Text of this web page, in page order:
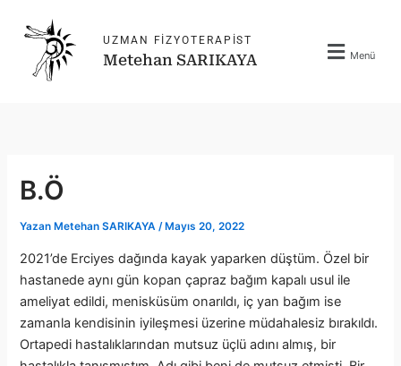
UZMAN FIZYOTERAPIST
Metehan SARIKAYA Menü
B.Ö
Yazan Metehan SARIKAYA/ Mayıs 20, 2022
2021’de Erciyes dağında kayak yaparken düştüm. Özel bir
hastanede aynı gün kopan çapraz bağım kapalı usul ile
ameliyat edildi, menisküsüm onarıldı, iç yan bağım ise
zamanla kendisinin iyileşmesi üzerine müdahalesiz bırakıldı.
Ortapedi hastalıklarından mutsuz üçlü adını almış, bir